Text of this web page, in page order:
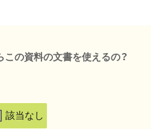
この資料の文書を使えるの？
該当なし